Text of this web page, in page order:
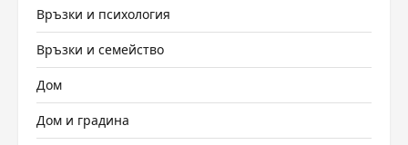
Връзки и психология
Връзки и семейство
Дом
Дом и градина